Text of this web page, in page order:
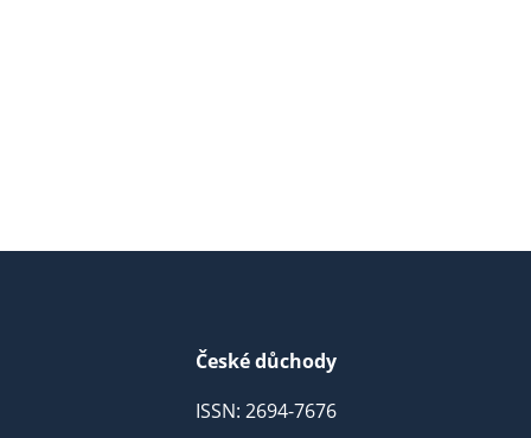
České důchody
ISSN: 2694-7676